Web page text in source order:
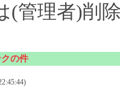
(管理者)削
クの件